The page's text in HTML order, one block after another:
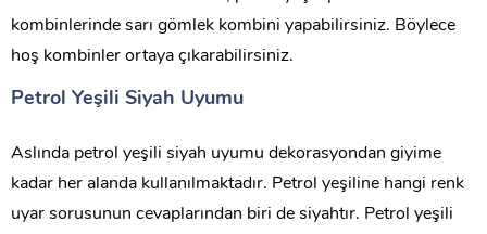
kombinlerinde sarı gömlek kombini yapabilirsiniz. Böylece
hoş kombinler ortaya çıkarabilirsiniz.
Petrol Yeşili Siyah Uyumu
Aslında petrol yeşili siyah uyumu dekorasyondan giyime
kadar her alanda kullanılmaktadır. Petrol yeşiline hangi renk
uyar sorusunun cevaplarından biri de siyahtır. Petrol yeşili